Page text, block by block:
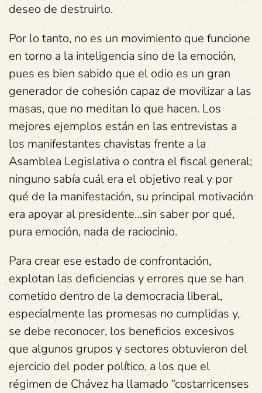
deseo de destruirlo.
Por lo tanto, no es un movimiento que funcione
en torno a la inteligencia sino de la emoción,
pues es bien sabido que el odio es un gran
generador de cohesión capaz de movilizar a las
masas, que no meditan lo que hacen. Los
mejores ejemplos están en las entrevistas a
los manifestantes chavistas frente a la
Asamblea Legislativa o contra el fiscal general;
ninguno sabía cuál era el objetivo real y por
qué de la manifestación, su principal motivación
era apoyar al presidente…sin saber por qué,
pura emoción, nada de raciocinio.
Para crear ese estado de confrontación,
explotan las deficiencias y errores que se han
cometido dentro de la democracia liberal,
especialmente las promesas no cumplidas y,
se debe reconocer, los beneficios excesivos
que algunos grupos y sectores obtuvieron del
ejercicio del poder político, a los que el
régimen de Chávez ha llamado “costarricenses